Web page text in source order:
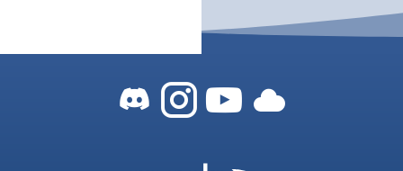
Zum Angeln-
Zum
Zu